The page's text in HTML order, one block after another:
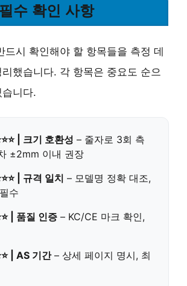
수 확인 사항
드시 확인해야 할 항목들을 측정 데
했습니다. 각 항목은 중요도 순으
니다.
| 크기 호환성 – 줄자로 3회 측
±2mm 이내 권장
| 규격 일치 – 모델명 정확 대조,
수
| 품질 인증 – KC/CE 마크 확인,
| AS 기간– 상세 페이지 명시, 최